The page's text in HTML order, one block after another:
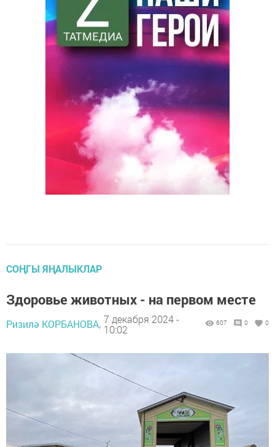
СОҢГЫ ЯҢАЛЫКЛАР
Здоровье животных - на первом месте
Ризилә КОРБАНОВА, 7 декабря 2024 -
10:02
607 0 0